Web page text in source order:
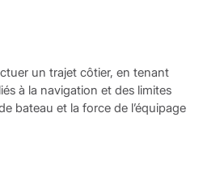
un trajet côtier, en tenant
à la navigation et des limites
bateau et la force de l’équipage